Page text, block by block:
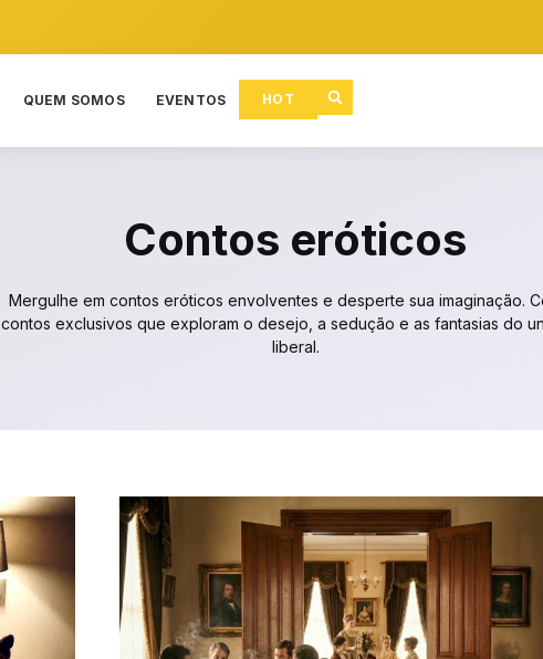
QUEM SOMOS EVENTOS HOT
Contos eróticos
Mergulhe em contos eróticos envolventes e desperte sua imaginação.
contos exclusivos que exploram o desejo, a sedução e as fantasias do
liberal.